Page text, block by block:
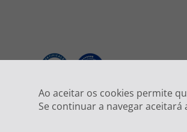
Ao aceitar os cookies permite
Se continuar a navegar aceitará